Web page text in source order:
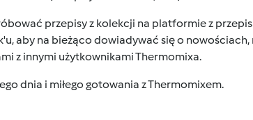
przepisy z kolekcji na platformie z
, aby na bieżąco dowiadywać się o
z innymi użytkownikami Thermomixa.
dnia i miłego gotowania z Thermomixem.